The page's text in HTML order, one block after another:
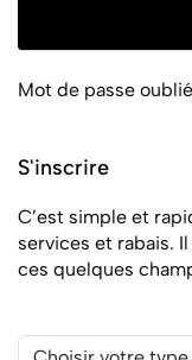
Mot de passe
S'inscrire
C’est simple et
services et rabais.
ces quelques
Choisir votre type